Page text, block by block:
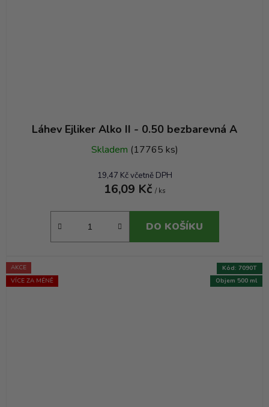
Láhev Ejliker Alko II - 0.50 bezbarevná A
Skladem (17765 ks)
19,47 Kč včetně DPH
16,09 Kč / ks
DO KOŠÍKU
AKCE
VÍCE ZA MÉNĚ
Objem 500 ml
Kód: 7090T